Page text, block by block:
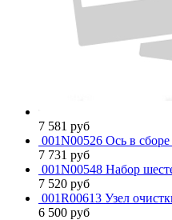
7 581 руб
001N00526 Ось в
7 731 руб
001N00548 Набор
7 520 руб
001R00613 Узел
6 500 руб